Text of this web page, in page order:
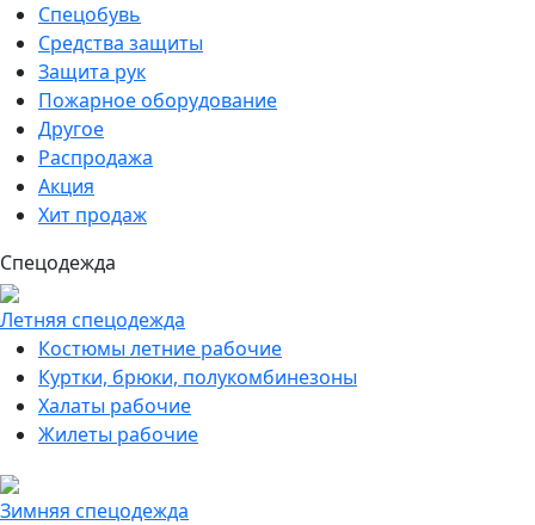
Спецобувь
Средства защиты
Защита рук
Пожарное оборудование
Другое
Распродажа
Акция
Хит продаж
Спецодежда
Летняя спецодежда
Костюмы летние рабочие
Куртки, брюки, полукомбинезоны
Халаты рабочие
Жилеты рабочие
Зимняя спецодежда